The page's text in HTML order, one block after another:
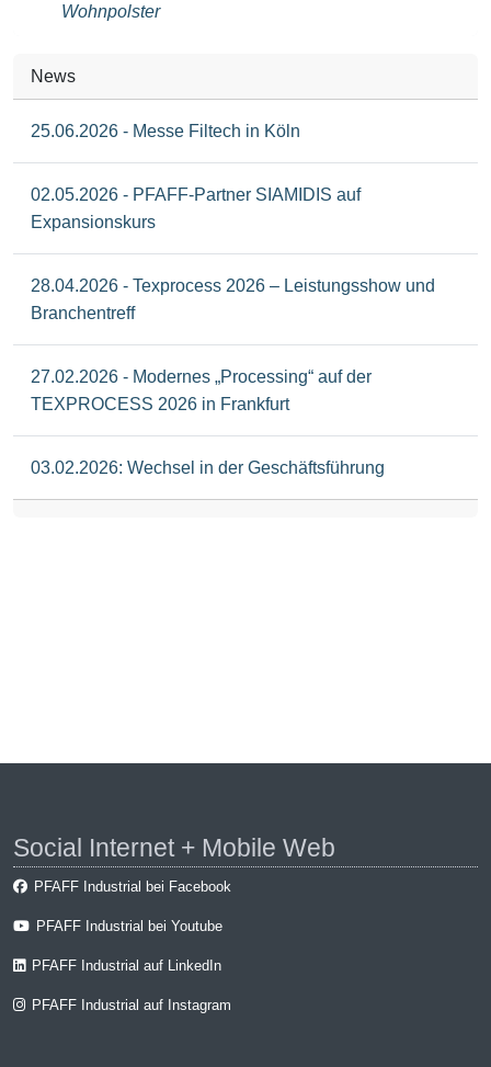
Wohnpolster
News
25.06.2026 - Messe Filtech in Köln
02.05.2026 - PFAFF-Partner SIAMIDIS auf
Expansionskurs
28.04.2026 - Texprocess 2026 – Leistungsshow und
Branchentreff
27.02.2026 - Modernes „Processing“ auf der
TEXPROCESS 2026 in Frankfurt
03.02.2026: Wechsel in der Geschäftsführung
Social Internet + Mobile Web
PFAFF Industrial bei Facebook
PFAFF Industrial bei Youtube
PFAFF Industrial auf LinkedIn
PFAFF Industrial auf Instagram